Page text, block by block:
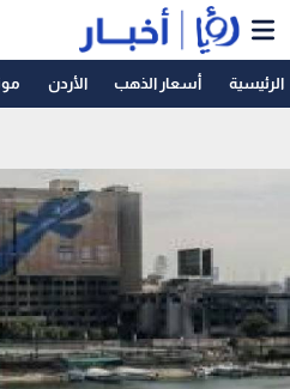
الرئيسية أسعار الذهب الأردن